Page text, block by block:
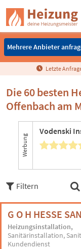
Mehrere Anbieter
Mehrere Anbieter
Letzte
Die 60 besten
Offenbach am
Werbung
Filtern
G O H HESSE
Heizungsinstallation
Sanitärinstallation
Kundendienst